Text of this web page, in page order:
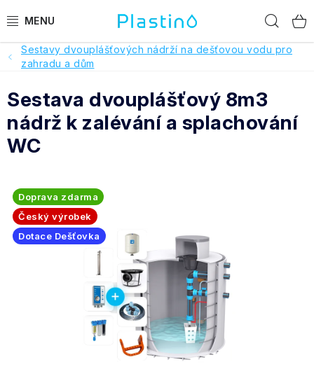
na
PRODUKTY
Reference a hodnocení
O nás
Dotace Dešťovka
Pomoc s výběrem
Sestavy dvouplášťových nádrží na dešťovou vodu pro
zahradu a dům
Sestava dvouplášťový 8m3
nádrž k zalévání a splachování
WC
Doprava zdarma
Český výrobek
Dotace Dešťovka